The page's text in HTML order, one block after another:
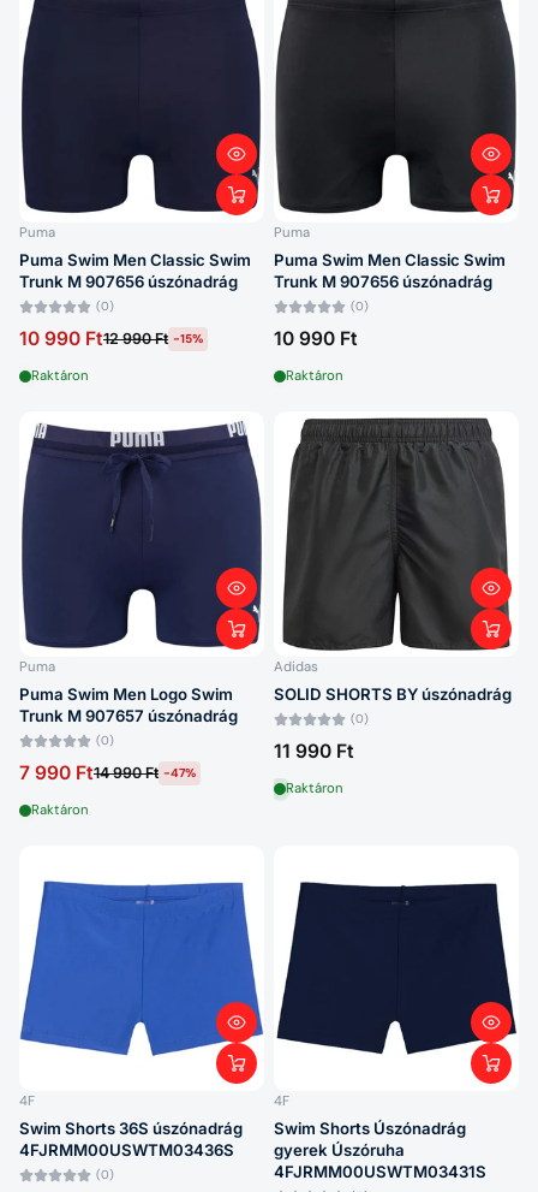
Puma
Puma Swim Men Classic Swim
Trunk M 907656 úszónadrág
(0)
10 990 Ft12 990 Ft -15%
Raktáron
Puma
Puma Swim Men Classic Swim
Trunk M 907656 úszónadrág
(0)
10 990 Ft
Raktáron
Puma
Puma Swim Men Logo Swim
Trunk M 907657 úszónadrág
(0)
7 990 Ft14 990 Ft -47%
Raktáron
Adidas
SOLID SHORTS BY úszónadrág
(0)
11 990 Ft
Raktáron
4F
Swim Shorts 36S úszónadrág
4FJRMM00USWTM03436S
(0)
4F
Swim Shorts Úszónadrág
gyerek Úszóruha
4FJRMM00USWTM03431S